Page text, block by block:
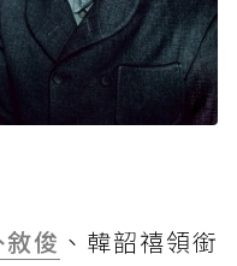
敘俊 、韓韶禧領銜